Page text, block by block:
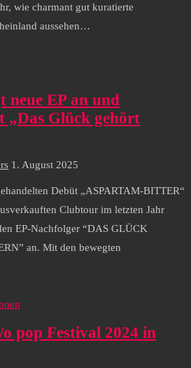
wie charmant gut kuratierte
aussehen…
neue EP an und
„Das Glück gehört
1. August 2025
Debüt „ASPARTAM-BITTER“
Clubtour im letzten Jahr
EP-Nachfolger “DAS GLÜCK
an. Mit den bewegten
pop Festival 2024 in